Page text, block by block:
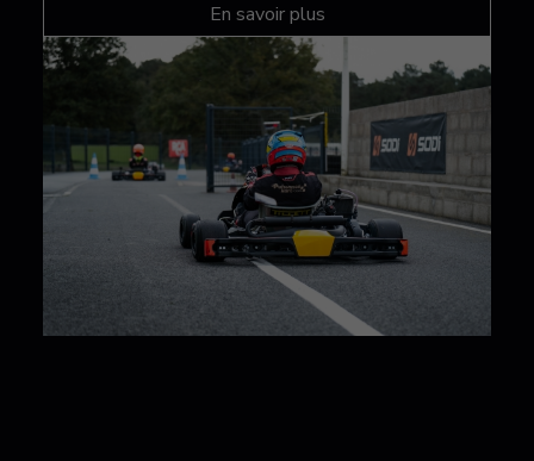
En savoir plus